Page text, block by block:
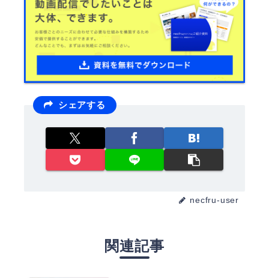
シェアする
necfru-user
関連記事